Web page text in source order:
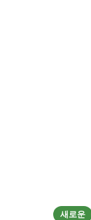
새로운